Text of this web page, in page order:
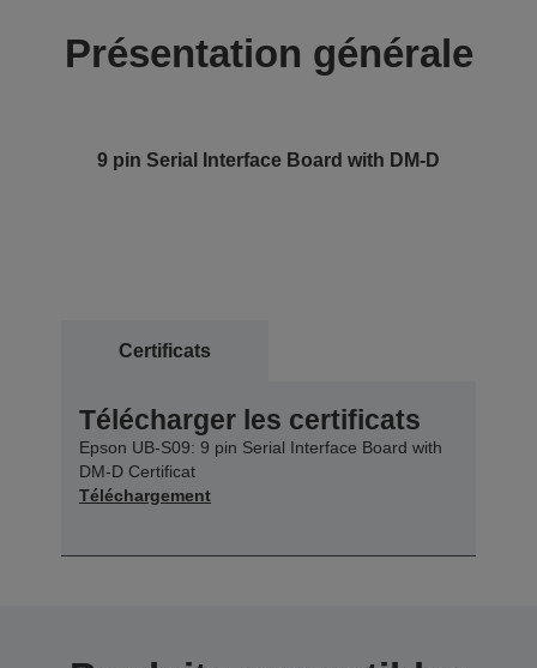
Présentation générale
9 pin Serial Interface Board with DM-D
Certificats
Télécharger les certificats
Epson UB-S09: 9 pin Serial Interface Board with
DM-D Certificat
Téléchargement